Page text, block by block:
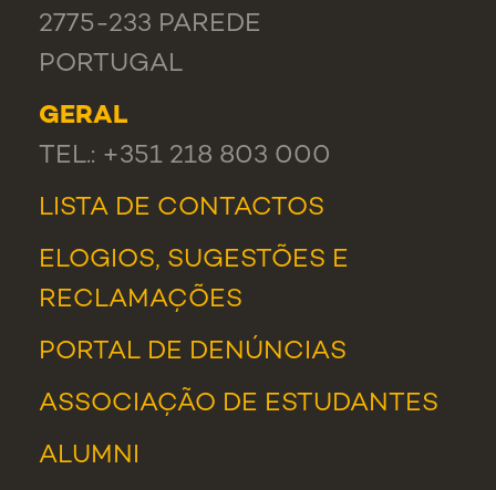
2775-233 PAREDE
PORTUGAL
GERAL
TEL.: +351 218 803 000
LISTA DE CONTACTOS
ELOGIOS, SUGESTÕES E
RECLAMAÇÕES
PORTAL DE DENÚNCIAS
ASSOCIAÇÃO DE ESTUDANTES
ALUMNI